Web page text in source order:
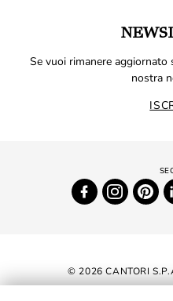
Se vuoi rimanere
nostra
© 2026 CANTORI